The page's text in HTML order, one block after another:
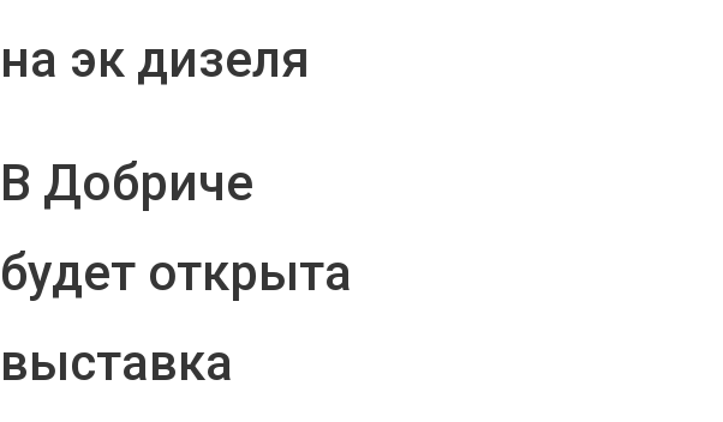
на эк дизеля
В Добриче
будет открыта
выставка